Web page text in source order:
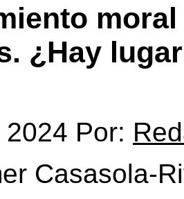
¿Hay
Por:
Casasola-